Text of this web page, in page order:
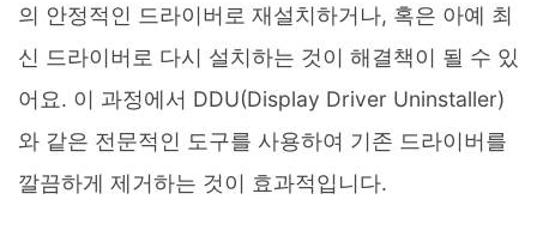
의 안정적인 드라이버로 재설치하거나, 혹은 아예 최
신 드라이버로 다시 설치하는 것이 해결책이 될 수 있
어요. 이 과정에서 DDU(Display Driver Uninstaller)
와 같은 전문적인 도구를 사용하여 기존 드라이버를
깔끔하게 제거하는 것이 효과적입니다.